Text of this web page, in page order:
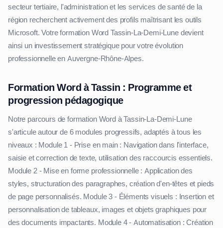
secteur tertiaire, l'administration et les services de santé de la
région recherchent activement des profils maîtrisant les outils
Microsoft. Votre formation Word Tassin-La-Demi-Lune devient
ainsi un investissement stratégique pour votre évolution
professionnelle en Auvergne-Rhône-Alpes.
Formation Word à Tassin : Programme et
progression pédagogique
Notre parcours de formation Word à Tassin-La-Demi-Lune
s'articule autour de 6 modules progressifs, adaptés à tous les
niveaux : Module 1 - Prise en main : Navigation dans l'interface,
saisie et correction de texte, utilisation des raccourcis essentiels.
Module 2 - Mise en forme professionnelle : Application des
styles, structuration des paragraphes, création d'en-têtes et pieds
de page personnalisés. Module 3 - Éléments visuels : Insertion et
personnalisation de tableaux, images et objets graphiques pour
des documents impactants. Module 4 - Automatisation : Création